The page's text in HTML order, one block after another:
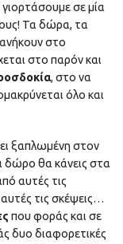
σε μία
Τα δώρα, τα
στο
στο παρόν και
, στο να
όλο και
ξαπλωμένη στον
δώρο θα κάνεις στα
αυτές τις
τις σκέψεις…
που φοράς και σε
δυο διαφορετικές